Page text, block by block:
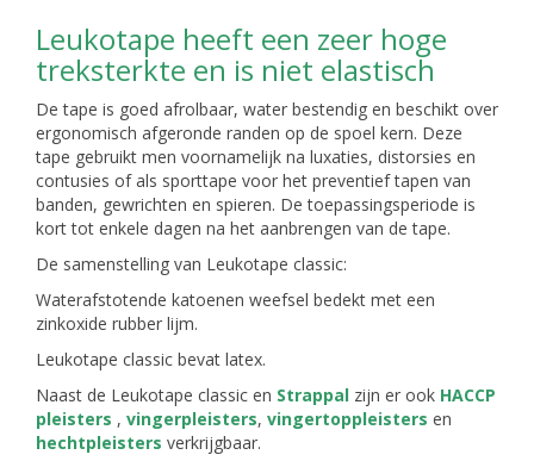
Leukotape heeft een zeer hoge
treksterkte en is niet elastisch
De tape is goed afrolbaar, water bestendig en beschikt over
ergonomisch afgeronde randen op de spoel kern. Deze
tape gebruikt men voornamelijk na luxaties, distorsies en
contusies of als sporttape voor het preventief tapen van
banden, gewrichten en spieren. De toepassingsperiode is
kort tot enkele dagen na het aanbrengen van de tape.
De samenstelling van Leukotape classic:
Waterafstotende katoenen weefsel bedekt met een
zinkoxide rubber lijm.
Leukotape classic bevat latex.
Naast de Leukotape classic en Strappal zijn er ook HACCP
pleisters , vingerpleisters, vingertoppleisters en
hechtpleisters verkrijgbaar.